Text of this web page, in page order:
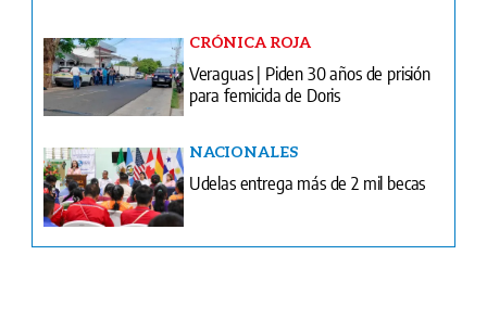
CRÓNICA ROJA
Veraguas | Piden 30 años de prisión
para femicida de Doris
NACIONALES
Udelas entrega más de 2 mil becas